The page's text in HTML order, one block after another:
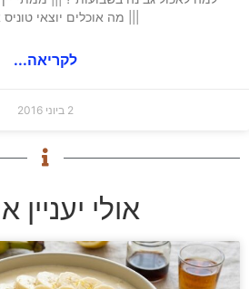
||| מה אוכלים יוצאי
לקריאה...
2 ביוני 2016
אולי יעניין